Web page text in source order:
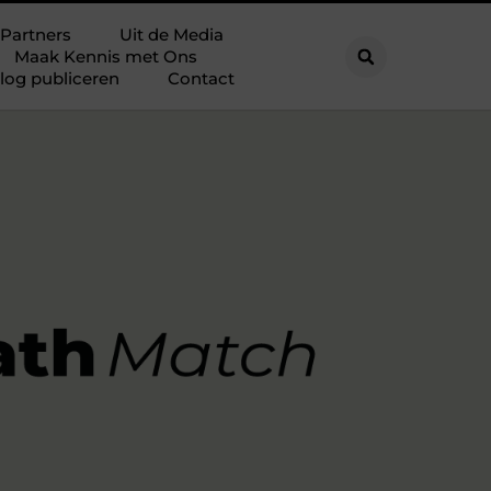
Partners
Uit de Media
Maak Kennis met Ons
publiceren
Contact